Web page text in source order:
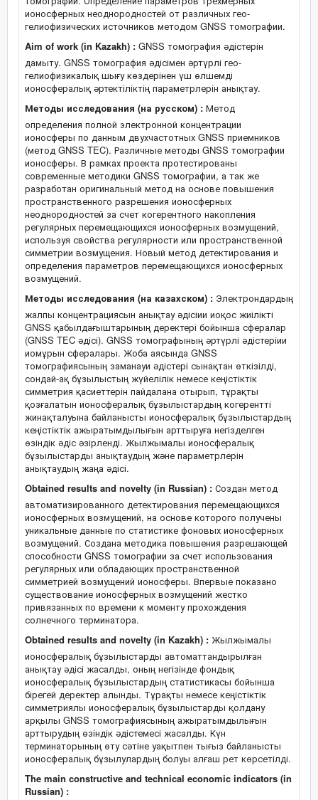
ионосферных неоднородностей от различных гео-
гелиофизических источников методом GNSS томографии.
Aim of work (in Kazakh) : GNSS томография әдістерін
дамыту. GNSS томография әдісімен әртүрлі гео-
гелиофизикалық шығу көздерінен үш өлшемді
ионосфералық әртектіліктің параметрлерін анықтау.
Методы исследования (на русском) : Метод
определения полной электронной концентрации
ионосферы по данным двухчастотных GNSS приемников
(метод GNSS TEC). Различные методы GNSS томографии
ионосферы. В рамках проекта протестированы
современные методики GNSS томографии, а так же
разработан оригинальный метод на основе повышения
пространственного разрешения ионосферных
неоднородностей за счет когерентного накопления
регулярных перемещающихся ионосферных возмущений,
используя свойства регулярности или пространственной
симметрии возмущения. Новый метод детектирования и
определения параметров перемещающихся ионосферных
возмущений.
Методы исследования (на казахском) : Электрондардың
жалпы концентрациясын анықтау әдісіии иоқос жиілікті
GNSS қабылдағыштарының деректері бойынша сфералар
(GNSS TEC әдісі). GNSS томографының әртүрлі әдістеріии
иомұрын сфералары. Жоба аясында GNSS
томографиясының заманауи әдістері сынақтан өткізілді,
сондай-ақ бұзылыстың жүйелілік немесе кеңістіктік
симметрия қасиеттерін пайдалана отырып, тұрақты
қозғалатын ионосфералық бұзылыстардың когерентті
жинақталуына байланысты ионосфералық бұзылыстардың
кеңістіктік ажыратымдылығын арттыруға негізделген
өзіндік әдіс әзірленді. Жылжымалы ионосфералық
бұзылыстарды анықтаудың және параметрлерін
анықтаудың жаңа әдісі.
Obtained results and novelty (in Russian) : Создан метод
автоматизированного детектирования перемещающихся
ионосферных возмущений, на основе которого получены
уникальные данные по статистике фоновых ионосферных
возмущений. Создана методика повышения разрешающей
способности GNSS томографии за счет использования
регулярных или обладающих пространственной
симметрией возмущений ионосферы. Впервые показано
существование ионосферных возмущений жестко
привязанных по времени к моменту прохождения
солнечного терминатора.
Obtained results and novelty (in Kazakh) : Жылжымалы
ионосфералық бұзылыстарды автоматтандырылған
анықтау әдісі жасалды, оның негізінде фондық
ионосфералық бұзылыстардың статистикасы бойынша
бірегей деректер алынды. Тұрақты немесе кеңістіктік
симметриялы ионосфералық бұзылыстарды қолдану
арқылы GNSS томографиясының ажыратымдылығын
арттырудың өзіндік әдістемесі жасалды. Күн
терминаторының өту сәтіне уақытпен тығыз байланысты
ионосфералық бұзылулардың болуы алғаш рет көрсетілді.
The main constructive and technical economic indicators (in
Russian) :